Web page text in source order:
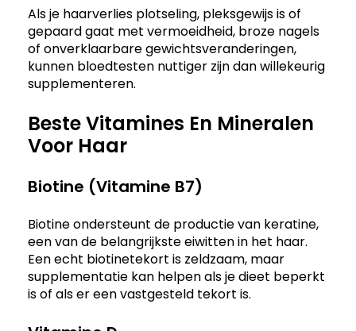
Als je haarverlies plotseling, pleksgewijs is of
gepaard gaat met vermoeidheid, broze nagels
of onverklaarbare gewichtsveranderingen,
kunnen bloedtesten nuttiger zijn dan willekeurig
supplementeren.
Beste Vitamines En Mineralen
Voor Haar
Biotine (Vitamine B7)
Biotine ondersteunt de productie van keratine,
een van de belangrijkste eiwitten in het haar.
Een echt biotinetekort is zeldzaam, maar
supplementatie kan helpen als je dieet beperkt
is of als er een vastgesteld tekort is.